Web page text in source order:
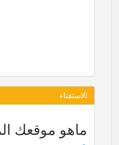
الاستفتاء
ماهو موقعك